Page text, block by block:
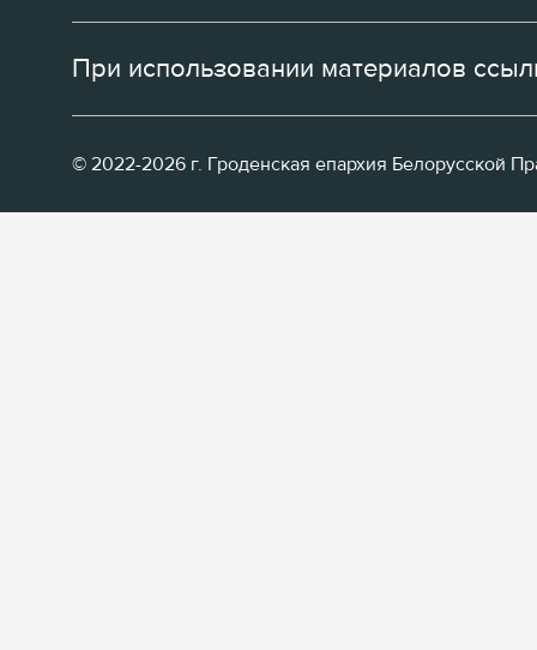
При использовании материалов
© 2022-2026 г. Гроденская епархия Белорусской